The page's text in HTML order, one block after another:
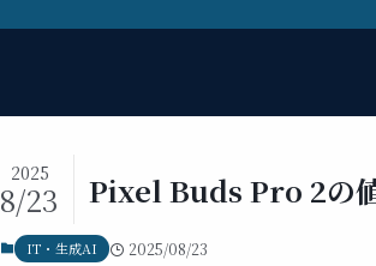
Pixel Buds Pro 2の
2025
8/23
IT・生成AI 2025/08/23